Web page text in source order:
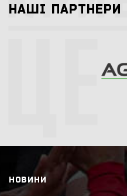
НАШI ПАРТНЕРИ
НОВИНИ